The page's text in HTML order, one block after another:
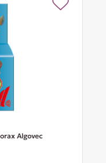
Algovec